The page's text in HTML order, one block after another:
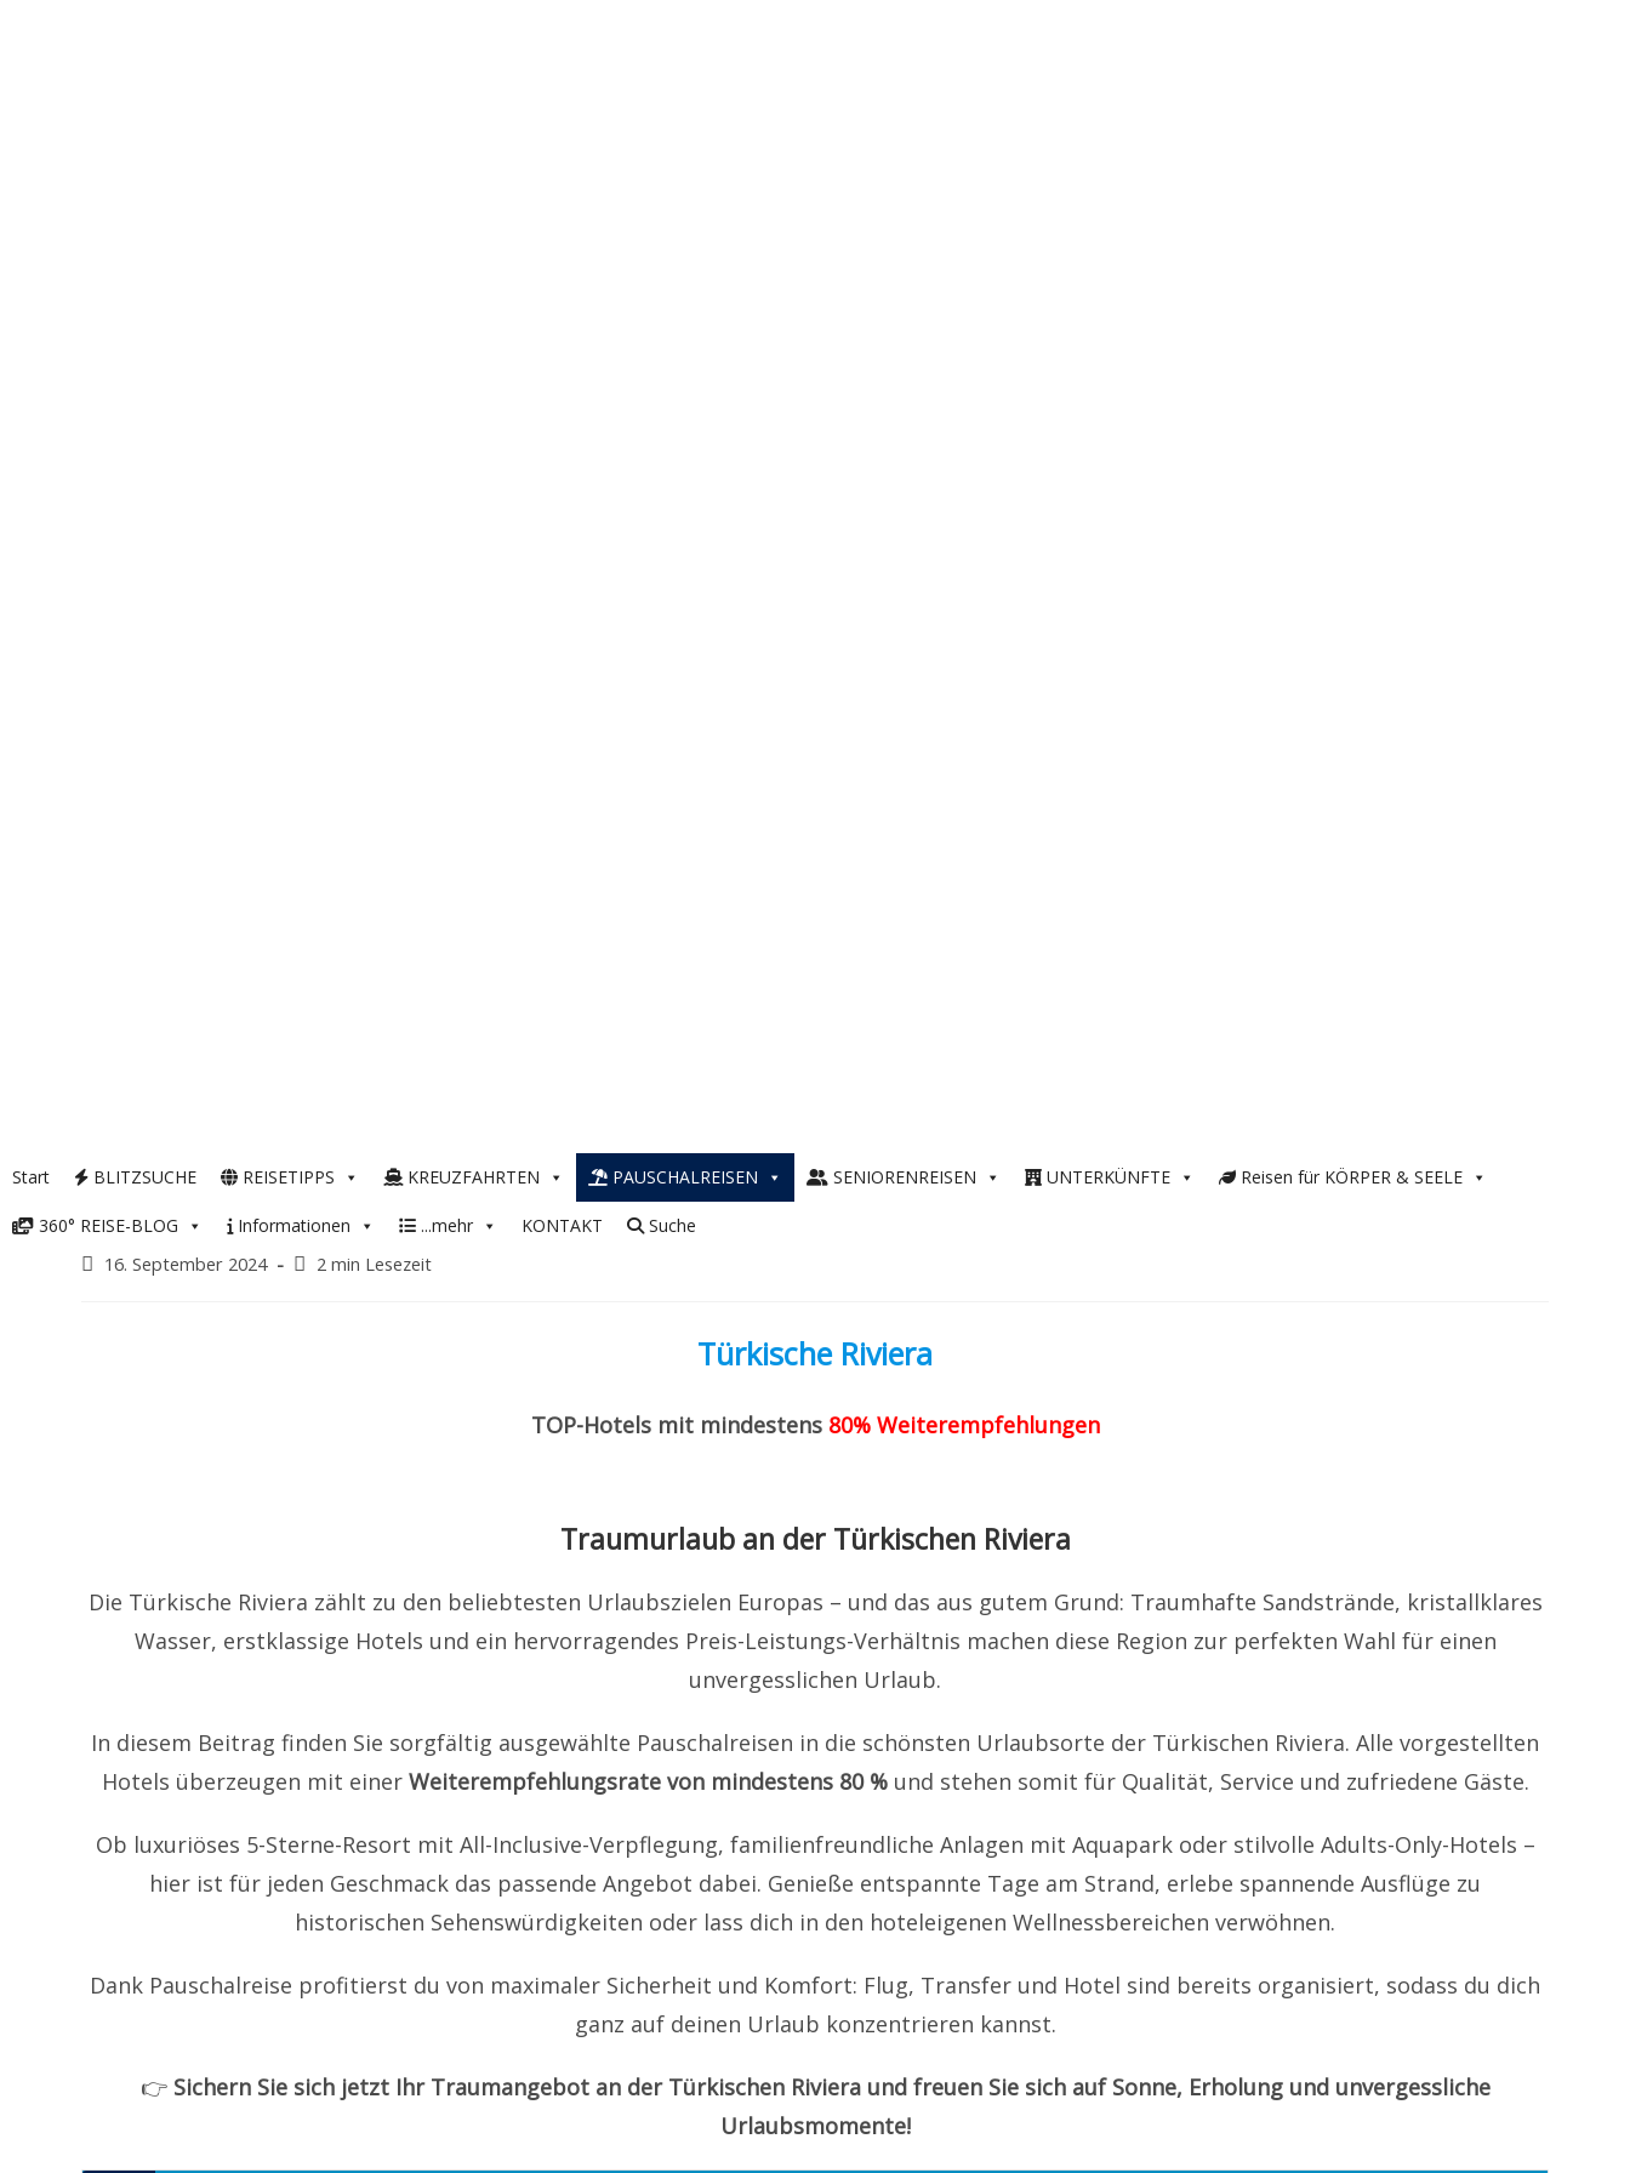
Start BLITZSUCHE REISETIPPS KREUZFAHRTEN PAUSCHALREISEN SENIORENREISEN UNTERKÜNFTE Reisen für KÖRPER & SEELE
360° REISE-BLOG Informationen ...mehr KONTAKT
Suche
Beitrag
16. September 2024 Lesedauer:
2 min Lesezeit
Türkische Riviera
TOP-Hotels mit mindestens 80% Weiterempfehlungen
Traumurlaub an der Türkischen Riviera
Die Türkische Riviera zählt zu den beliebtesten Urlaubszielen Europas – und das aus gutem Grund: Traumhafte Sandstrände, kristallklares
Wasser, erstklassige Hotels und ein hervorragendes Preis-Leistungs-Verhältnis machen diese Region zur perfekten Wahl für einen
unvergesslichen Urlaub.
In diesem Beitrag finden Sie sorgfältig ausgewählte Pauschalreisen in die schönsten Urlaubsorte der Türkischen Riviera. Alle vorgestellten
Hotels überzeugen mit einer Weiterempfehlungsrate von mindestens 80 %und stehen somit für Qualität, Service und zufriedene Gäste.
Ob luxuriöses 5-Sterne-Resort mit All-Inclusive-Verpflegung, familienfreundliche Anlagen mit Aquapark oder stilvolle Adults-Only-Hotels –
hier ist für jeden Geschmack das passende Angebot dabei. Genieße entspannte Tage am Strand, erlebe spannende Ausflüge zu
historischen Sehenswürdigkeiten oder lass dich in den hoteleigenen Wellnessbereichen verwöhnen.
Dank Pauschalreise profitierst du von maximaler Sicherheit und Komfort: Flug, Transfer und Hotel sind bereits organisiert, sodass du dich
ganz auf deinen Urlaub konzentrieren kannst.
👉 Sichern Sie sich jetzt Ihr Traumangebot an der Türkischen Riviera und freuen Sie sich auf Sonne, Erholung und unvergessliche
Urlaubsmomente!